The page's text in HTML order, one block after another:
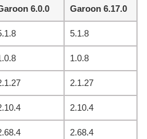
6.0.0 Garoon 6.17.0
5.1.8
1.0.8
2.1.27
2.10.4
2.68.4